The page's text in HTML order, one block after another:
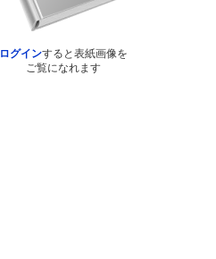
ログインすると表紙画像を
ご覧になれます